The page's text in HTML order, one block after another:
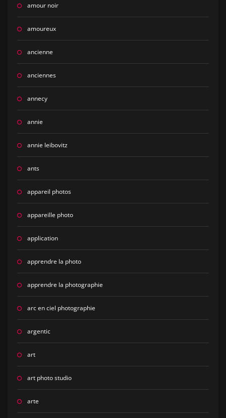
amour noir
amoureux
ancienne
anciennes
annecy
annie
annie leibovitz
ants
appareil photos
appareille photo
application
apprendre la photo
apprendre la photographie
arc en ciel photographie
argentic
art
art photo studio
arte